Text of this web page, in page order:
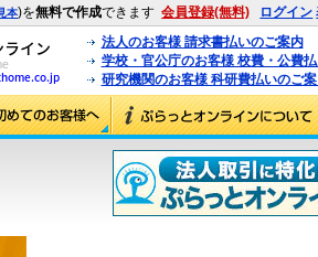
本)を無料で作成できます 会員登録(無料) ログイン
法人のお客様 請求書払いのご案内
学校・官公庁のお客様 校費・公費
研究機関のお客様 科研費払いのご